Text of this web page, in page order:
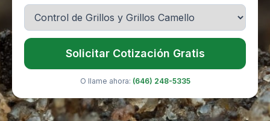
Solicitar Cotización Gratis
O llame ahora: (646) 248-5335